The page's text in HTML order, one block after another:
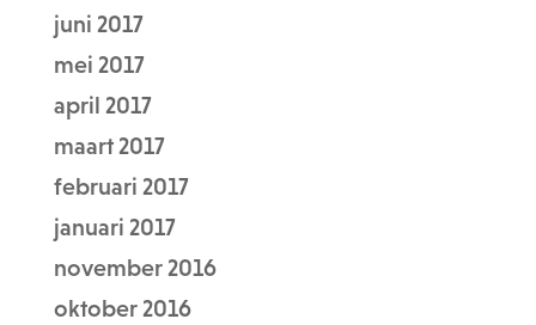
juni 2017
mei 2017
april 2017
maart 2017
februari 2017
januari 2017
november 2016
oktober 2016